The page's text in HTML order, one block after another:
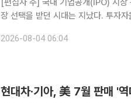
[편집자 주] 국내 기업공개(IPO) 시장
장 선택을 받던 시대는 지났다. 투자
섰다. 본지는 상장을 앞둔 기업의 기
2026-08-04 06:04
현대차·기아, 美 7월 판매 '